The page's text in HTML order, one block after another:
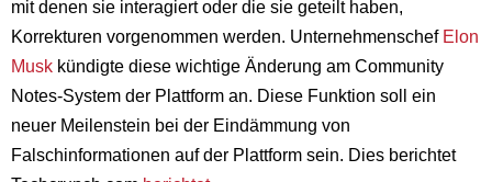
mit denen sie interagiert oder die sie geteilt haben,
Korrekturen vorgenommen werden. Unternehmenschef Elon
Musk kündigte diese wichtige Änderung am Community
Notes-System der Plattform an. Diese Funktion soll ein
neuer Meilenstein bei der Eindämmung von
Falschinformationen auf der Plattform sein. Dies berichtet